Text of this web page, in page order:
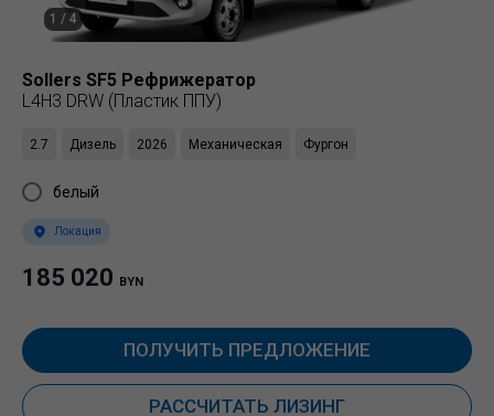
1 / 4
Sollers SF5 Рефрижератор
L4H3 DRW (Пластик ППУ)
2.7 Дизель 2026 Механическая Фургон
белый
Локация
185 020 BYN
ПОЛУЧИТЬ ПРЕДЛОЖЕНИЕ
РАССЧИТАТЬ ЛИЗИНГ